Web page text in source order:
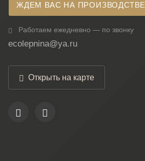
ЖДЕМ ВАС НА ПРОИЗВОДСТВЕ
Работаем ежедневно — по звонку
ecolepnina@ya.ru
Открыть на карте